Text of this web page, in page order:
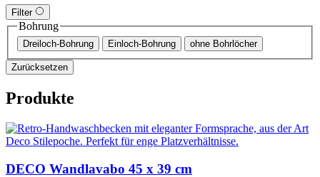
Filter
Bohrung
Dreiloch-Bohrung Einloch-Bohrung ohne Bohrlöcher
Zurücksetzen
Produkte
DECO Wandlavabo 45 x 39 cm